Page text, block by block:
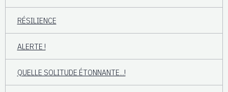
RÉSILIENCE
ALERTE !
QUELLE SOLITUDE ÉTONNANTE...!